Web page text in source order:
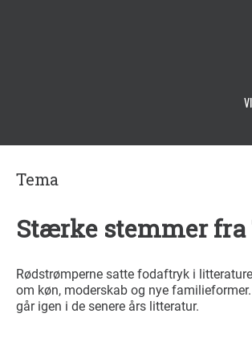
Tema
Stærke stemmer fra
Rødstrømperne satte fodaftryk i
om køn, moderskab og nye
går igen i de senere års litteratur.